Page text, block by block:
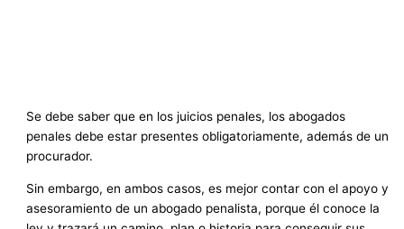
Se debe saber que en los juicios penales, los abogados
penales debe estar presentes obligatoriamente, además de un
procurador.
Sin embargo, en ambos casos, es mejor contar con el apoyo y
asesoramiento de un abogado penalista, porque él conoce la